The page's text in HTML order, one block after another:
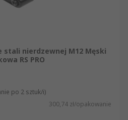
stali nierdzewnej M12 Męski
RS PRO
po 2 sztuk/i)
300,74 zł/opakowanie